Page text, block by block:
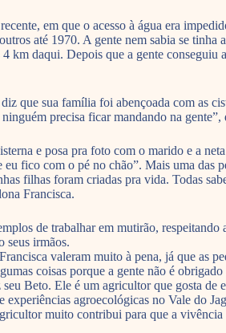
em que o acesso à água era
até 1970. A gente nem sabia se
km daqui. Depois que a gente
que sua família foi abençoada com as
precisa ficar mandando na
e posa pra foto com o marido e a
fico com o pé no chão”. Mais uma
filhas foram criadas pra vida. Todas
Francisca.
de trabalhar em mutirão,
seus irmãos.
valeram muito à pena, já que as
coisas porque a gente não é
Beto. Ele é um agricultor que gosta
agroecológicas no Vale do
muito contribui para que a vivência